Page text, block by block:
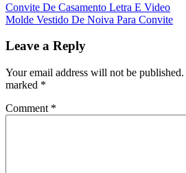
Convite De Casamento Letra E Video
Molde Vestido De Noiva Para Convite
Leave a Reply
Your email address will not be published.
marked *
Comment *